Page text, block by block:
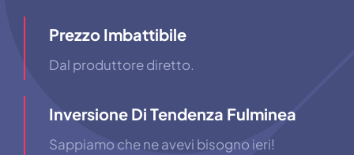
Prezzo Imbattibile
Dal produttore diretto.
Inversione Di Tendenza Fulminea
Sappiamo che ne avevi bisogno ieri!